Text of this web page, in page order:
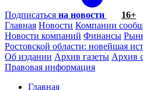
Подписаться на новости
16+
Главная Новости Компании
Новости компаний Финансы
Ростовской области: новейшая
Об издании Архив газеты Архив
Правовая информация
Главная